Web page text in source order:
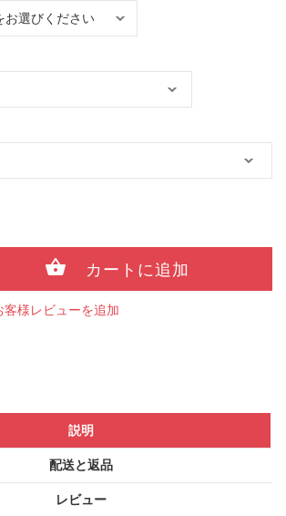
客様レビューを追加
説明
配送と返品
レビュー